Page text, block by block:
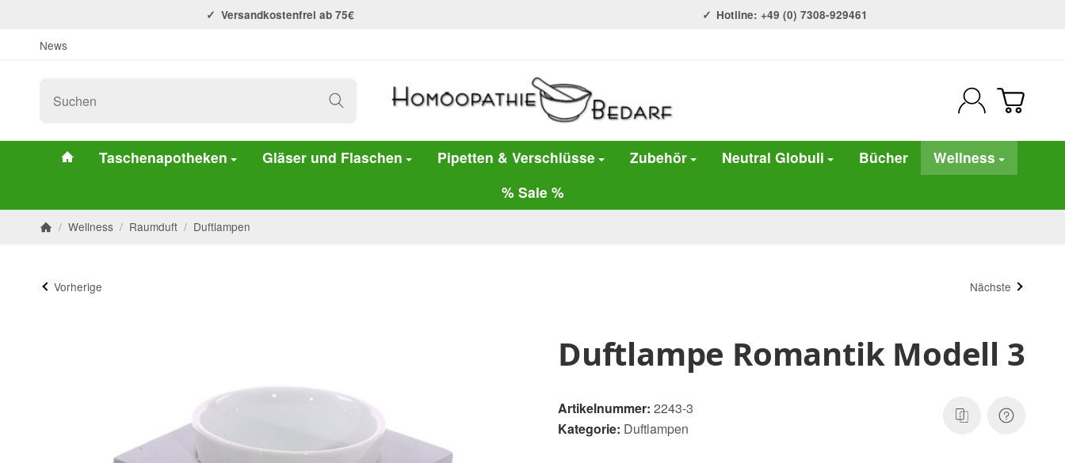
Versandkostenfrei ab 75€ Hotline: +49 (0) 7308-929461
News
#custom.linkHome#
Taschenapotheken Gläser und Flaschen Pipetten & Verschlüsse Zubehör Neutral Globuli Bücher
Wellness
% Sale %
/ Wellness / Raumduft / Duftlampen
Vorherige Nächste
Duftlampe Romantik Modell 3
Artikelnummer: 2243-3
Kategorie: Duftlampen